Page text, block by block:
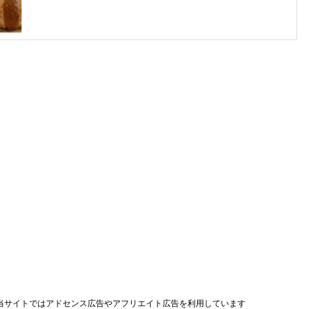
サイトではアドセンス広告やアフリエイト広告を利用しています